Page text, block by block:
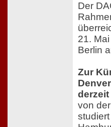
Der
21.
Berlin
Zur
von